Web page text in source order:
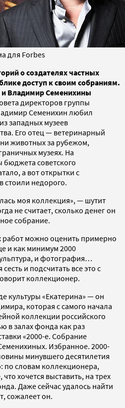
для Forbes
о создателях частных
доступ к своим собраниям.
Владимир Семенихины
директоров группы
Семенихин любил
западных музеев
Его отец — ветеринарный
животных за рубежом,
музеях. На
советского
а вот открытки с
стоили недорого.
моя коллекция», — шутит
не считает, сколько денег он
собрание.
работ можно оценить примерно
и как минимум 2000
и фотография…
и подсчитать все это с
коллекционер.
культуры «Екатерина» — он
которая с самого начала
коллекции российского
в залах фонда как раз
«2000-е. Собрание
Избранное. 2000-
минувшего десятилетия
по словам коллекционера,
хочется выставить, на трех
Даже сейчас удалось найти
сожалеет он.